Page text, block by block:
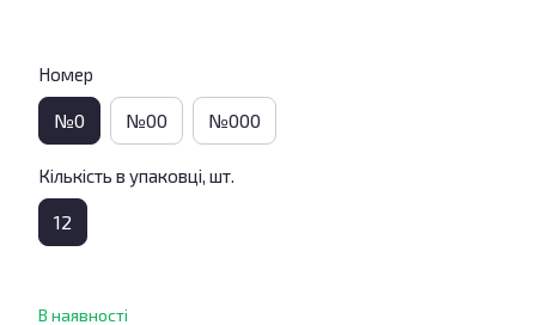
Номер
№0 №00 №000
Кількість в упаковці, шт.
12
В наявності